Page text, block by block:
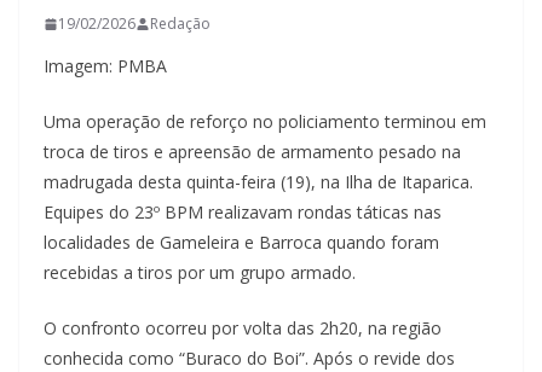
19/02/2026 Redação
Imagem: PMBA
Uma operação de reforço no policiamento terminou em
troca de tiros e apreensão de armamento pesado na
madrugada desta quinta-feira (19), na Ilha de Itaparica.
Equipes do 23º BPM realizavam rondas táticas nas
localidades de Gameleira e Barroca quando foram
recebidas a tiros por um grupo armado.
O confronto ocorreu por volta das 2h20, na região
conhecida como “Buraco do Boi”. Após o revide dos